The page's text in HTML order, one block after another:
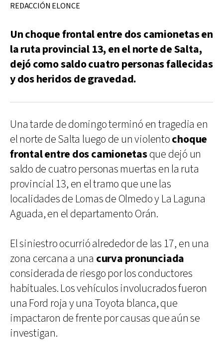
REDACCIÓN ELONCE
Un choque frontal entre dos camionetas en
la ruta provincial 13, en el norte de Salta,
dejó como saldo cuatro personas fallecidas
y dos heridos de gravedad.
Una tarde de domingo terminó en tragedia en
el norte de Salta luego de un violentochoque
frontal entre dos camionetasque dejó un
saldo de cuatro personas muertas en la ruta
provincial 13, en el tramo que une las
localidades de Lomas de Olmedo y La Laguna
Aguada, en el departamento Orán.
El siniestro ocurrió alrededor de las 17, en una
zona cercana a una curva pronunciada
considerada de riesgo por los conductores
habituales. Los vehículos involucrados fueron
una Ford roja y una Toyota blanca, que
impactaron de frente por causas que aún se
investigan.